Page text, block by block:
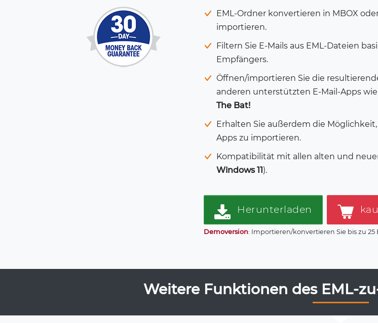
EML-Ordner konvertieren in MBOX
importieren.
Filtern Sie E-Mails aus EML-Dateien
Empfängers.
Öffnen/importieren Sie die
anderen unterstützten E-Mail-Apps wie
The Bat!
Erhalten Sie außerdem die Möglichkeit,
Apps zu importieren.
Kompatibilität mit allen alten und
Windows 11).
Herunterladen
Demoversion: Importieren/konvertieren Sie bis zu
Weitere Funktionen des EML-